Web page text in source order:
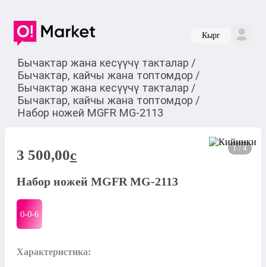
Кырг
Бычактар ​​жана кесүүчү такталар /
Бычактар, кайчы жана топтомдор /
Бычактар ​​жана кесүүчү такталар /
Бычактар, кайчы жана топтомдор /
Набор ножей MGFR MG-2113
1 / 4
3 500,00c
Набор ножей MGFR MG-2113
0-0-6
Характеристика: